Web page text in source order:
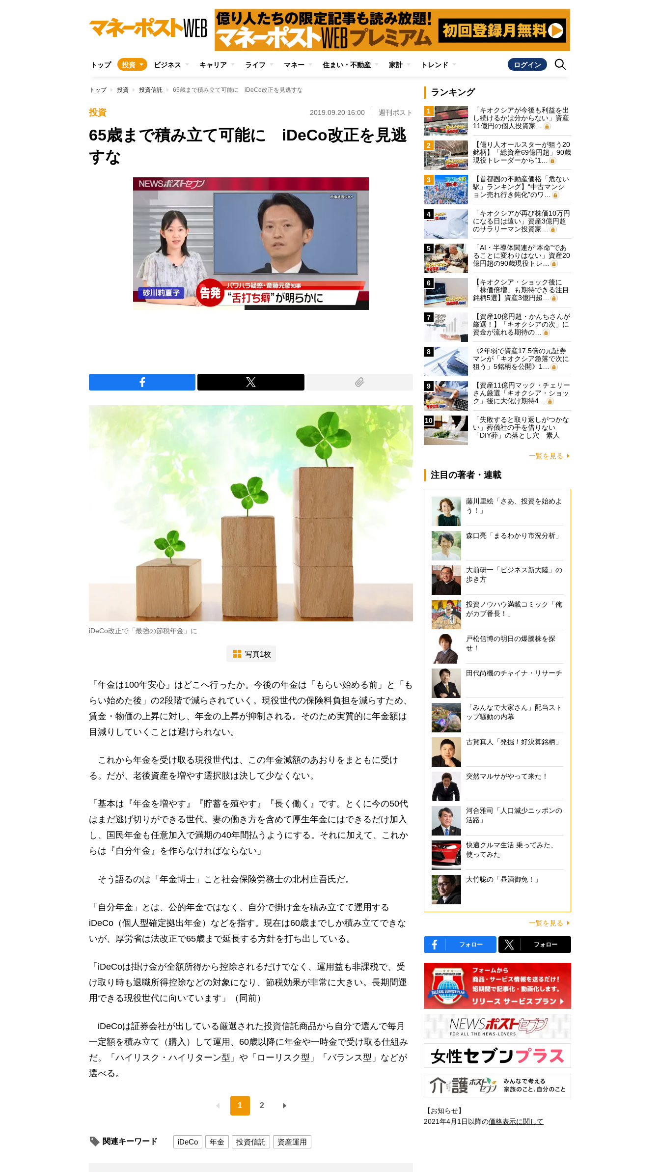
トップ 投資 ビジネス キャリア ライフ マネー 住まい・不動産 家計 トレンド ログイン
トップ 投資 投資信託 65歳まで積み立て可能に iDeCo改正を見逃すな
投資 2019.09.20 16:00 週刊ポスト
65歳まで積み立て可能に iDeCo改正を見逃
すな
iDeCo改正で「最強の節税年金」に
写真1枚
「年金は100年安心」はどこへ行ったか。今後の年金は「もらい始める前」と「も
らい始めた後」の2段階で減らされていく。現役世代の保険料負担を減らすため、
賃金・物価の上昇に対し、年金の上昇が抑制される。そのため実質的に年金額は
目減りしていくことは避けられない。
これから年金を受け取る現役世代は、この年金減額のあおりをまともに受け
る。だが、老後資産を増やす選択肢は決して少なくない。
「基本は『年金を増やす』『貯蓄を殖やす』『長く働く』です。とくに今の50代
はまだ逃げ切りができる世代。妻の働き方を含めて厚生年金にはできるだけ加入
し、国民年金も任意加入で満期の40年間払うようにする。それに加えて、これか
らは『自分年金』を作らなければならない」
そう語るのは「年金博士」こと社会保険労務士の北村庄吾氏だ。
「自分年金」とは、公的年金ではなく、自分で掛け金を積み立てて運用する
iDeCo（個人型確定拠出年金）などを指す。現在は60歳までしか積み立てできな
いが、厚労省は法改正で65歳まで延長する方針を打ち出している。
「iDeCoは掛け金が全額所得から控除されるだけでなく、運用益も非課税で、受
け取り時も退職所得控除などの対象になり、節税効果が非常に大きい。長期間運
用できる現役世代に向いています」（同前）
iDeCoは証券会社が出している厳選された投資信託商品から自分で選んで毎月
一定額を積み立て（購入）して運用、60歳以降に年金や一時金で受け取る仕組み
だ。「ハイリスク・ハイリターン型」や「ローリスク型」「バランス型」などが
選べる。
1 2
関連キーワード iDeCo 年金 投資信託 資産運用
ランキング
1
「キオクシアが今後も利益を出
し続けるかは分からない」資産
11億円の個人投資家…
2
【億り人オールスターが狙う20
銘柄】「総資産69億円超」90歳
現役トレーダーから“1…
3
【首都圏の不動産価格「危ない
駅」ランキング】“中古マンシ
ョン売れ行き鈍化”のワ…
4
「キオクシアが再び株価10万円
になる日は遠い」資産3億円超
のサラリーマン投資家…
5
「AI・半導体関連が“本命”であ
ることに変わりはない」資産20
億円超の90歳現役トレ…
6
【キオクシア・ショック後に
「株価倍増」も期待できる注目
銘柄5選】資産3億円超…
7
【資産10億円超・かんちさんが
厳選！】「キオクシアの次」に
資金が流れる期待の…
8
《2年弱で資産17.5倍の元証券
マンが「キオクシア急落で次に
狙う」5銘柄を公開》1…
9
【資産11億円マック・チェリー
さん厳選「キオクシア・ショッ
ク」後に大化け期待4…
10
「失敗すると取り返しがつかな
い」葬儀社の手を借りない
「DIY葬」の落とし穴 素人
一覧を見る
注目の著者・連載
藤川里絵「さあ、投資を始めよ
う！」
森口亮「まるわかり市況分析」
大前研一「ビジネス新大陸」の
歩き方
投資ノウハウ満載コミック「俺
がカブ番長！」
戸松信博の明日の爆騰株を探
せ！
田代尚機のチャイナ・リサーチ
「みんなで大家さん」配当スト
ップ騒動の内幕
古賀真人「発掘！好決算銘柄」
突然マルサがやって来た！
河合雅司「人口減少ニッポンの
活路」
快適クルマ生活 乗ってみた、
使ってみた
大竹聡の「昼酒御免！」
一覧を見る
フォロー フォロー
【お知らせ】
2021年4月1日以降の価格表示に関して